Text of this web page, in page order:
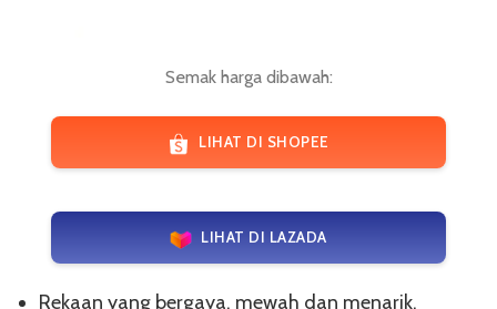
Semak harga dibawah:
LIHAT DI SHOPEE
LIHAT DI LAZADA
Rekaan yang bergaya, mewah dan menarik.